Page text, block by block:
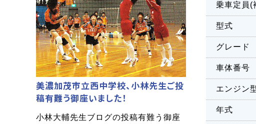
乗車定員(
型式
グレード
車体番号
エンジン
年式
美濃加茂市立西中学校、小林先生ご投
稿有難う御座いました！
小林大輔先生ブログの投稿有難う御座